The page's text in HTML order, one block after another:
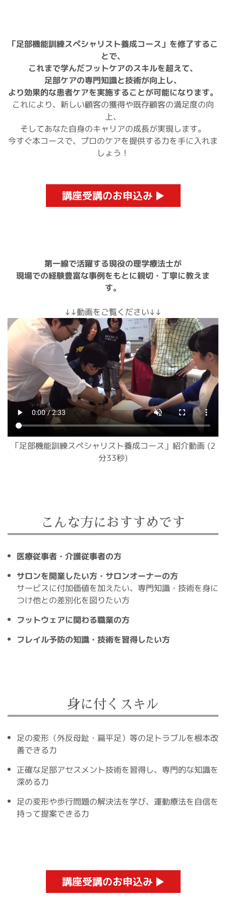
「足部機能訓練スペシャリスト養成コース」を修了するこ
とで、
これまで学んだフットケアのスキルを超えて、
足部ケアの専門知識と技術が向上し、
より効果的な患者ケアを実施することが可能になります。
これにより、新しい顧客の獲得や既存顧客の満足度の向
上、
そしてあなた自身のキャリアの成長が実現します。
今すぐ本コースで、プロのケアを提供する力を手に入れま
しょう！
講座受講のお申込み
第一線で活躍する現役の理学療法士が
現場での経験豊富な事例をもとに親切・丁寧に教えま
す。
↓↓動画をご覧ください↓↓
「足部機能訓練スペシャリスト養成コース」紹介動画 (2
分33秒)
こんな方におすすめです
医療従事者・介護従事者の方
サロンを開業したい方・サロンオーナーの方
サービスに付加価値を加えたい、専門知識・技術を身に
つけ他との差別化を図りたい方
フットウェアに関わる職業の方
フレイル予防の知識・技術を習得したい方
身に付くスキル
足の変形（外反母趾・扁平足）等の足トラブルを根本改
善できる力
正確な足部アセスメント技術を習得し、専門的な知識を
深める力
足の変形や歩行問題の解決法を学び、運動療法を自信を
持って提案できる力
講座受講のお申込み